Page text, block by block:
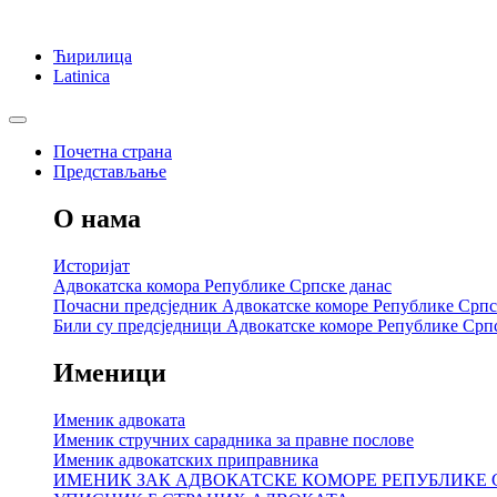
Ћирилица
Latinica
Почетна страна
Представљање
О нама
Историјат
Адвокатска комора Републике Српске данас
Почасни предсједник Адвокатске коморе Републике
Били су предсједници Адвокатске коморе Републике
Именици
Именик адвоката
Именик стручних сарадника за правне послове
Именик адвокатских приправника
ИМЕНИК ЗАК АДВОКАТСКЕ КОМОРЕ РЕПУБЛИКЕ